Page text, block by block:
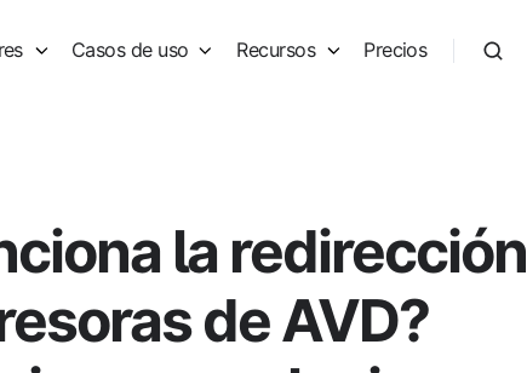
Casos de uso Recursos Precios
la redirección
de AVD?